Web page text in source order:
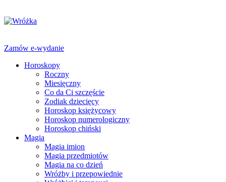
Zamów e-wydanie
Horoskopy
Roczny
Miesięczny
Co da Ci szczęście
Zodiak dziecięcy
Horoskop księżycowy
Horoskop numerologiczny
Horoskop chiński
Magia
Magia imion
Magia przedmiotów
Magia na co dzień
Wróżby i przepowiednie